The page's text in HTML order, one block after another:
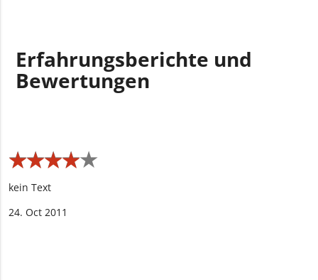
Erfahrungsberichte und
Bewertungen
★★★★★
★★★★★
kein Text
24. Oct 2011